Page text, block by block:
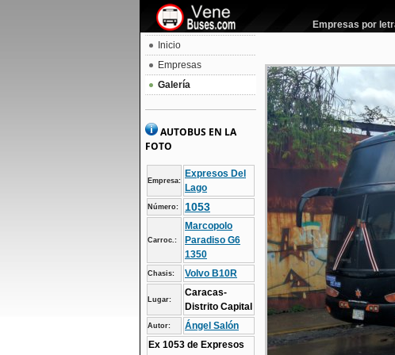
Empresas por
Inicio
Empresas
Galería
AUTOBUS EN LA
FOTO
Empresa:
Expresos Del
Lago
Número: 1053
Carroc.:
Marcopolo
Paradiso G6
1350
Chasis: Volvo B10R
Lugar:
Caracas-
Distrito Capital
Autor:
Ángel Salón
Ex 1053 de Expresos